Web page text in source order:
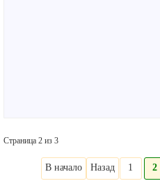
Страница 2 из 3
В начало Назад 1 2